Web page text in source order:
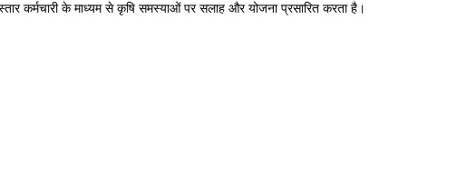
कर्मचारी के माध्यम से कृषि समस्याओं पर सलाह और योजना प्रसारित करता है।